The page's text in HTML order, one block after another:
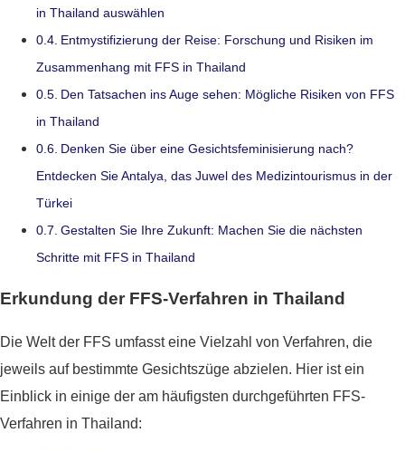
in Thailand auswählen
Entmystifizierung der Reise: Forschung und Risiken im
Zusammenhang mit FFS in Thailand
Den Tatsachen ins Auge sehen: Mögliche Risiken von FFS
in Thailand
Denken Sie über eine Gesichtsfeminisierung nach?
Entdecken Sie Antalya, das Juwel des Medizintourismus in der
Türkei
Gestalten Sie Ihre Zukunft: Machen Sie die nächsten
Schritte mit FFS in Thailand
Erkundung der FFS-Verfahren in Thailand
Die Welt der FFS umfasst eine Vielzahl von Verfahren, die
jeweils auf bestimmte Gesichtszüge abzielen. Hier ist ein
Einblick in einige der am häufigsten durchgeführten FFS-
Verfahren in Thailand: